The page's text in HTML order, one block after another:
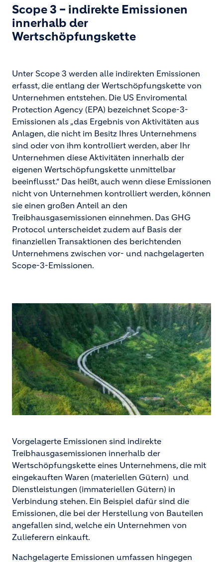
Scope 3 – indirekte Emissionen
innerhalb der
Wertschöpfungskette
Unter Scope 3 werden alle indirekten Emissionen
erfasst, die entlang der Wertschöpfungskette von
Unternehmen entstehen. Die US Enviromental
Protection Agency (EPA) bezeichnet Scope-3-
Emissionen als „das Ergebnis von Aktivitäten aus
Anlagen, die nicht im Besitz Ihres Unternehmens
sind oder von ihm kontrolliert werden, aber Ihr
Unternehmen diese Aktivitäten innerhalb der
eigenen Wertschöpfungskette unmittelbar
beeinflusst.“ Das heißt, auch wenn diese Emissionen
nicht von Unternehmen kontrolliert werden, können
sie einen großen Anteil an den
Treibhausgasemissionen einnehmen. Das GHG
Protocol unterscheidet zudem auf Basis der
finanziellen Transaktionen des berichtenden
Unternehmens zwischen vor- und nachgelagerten
Scope-3-Emissionen.
Vorgelagerte Emissionen sind indirekte
Treibhausgasemissionen innerhalb der
Wertschöpfungskette eines Unternehmens, die mit
eingekauften Waren (materiellen Gütern) und
Dienstleistungen (immateriellen Gütern) in
Verbindung stehen. Ein Beispiel dafür sind die
Emissionen, die bei der Herstellung von Bauteilen
angefallen sind, welche ein Unternehmen von
Zulieferern einkauft.
Nachgelagerte Emissionen umfassen hingegen